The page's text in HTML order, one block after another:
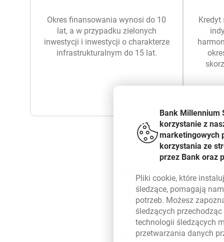
Okres finansowania wynosi do 10
lat, a w przypadku zielonych
inwestycji i inwestycji o charakterze
infrastrukturalnym do 15 lat.
Kredyt
W Millenecie masz dostęp do
Szybko sprawdzisz np.
Bank Millennium
korzystanie z
marketingowych
korzystania ze
przez Bank oraz
Plikicookie, które
śledzące, pomagają
potrzeb. Możesz
śledzących przechodząc
technologii śledzących
przetwarzania danych